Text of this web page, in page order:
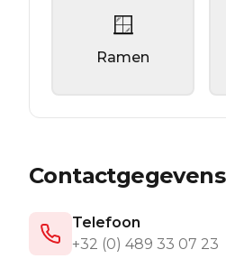
🪟
Ramen
Contactgegevens
Telefoon
+32 (0) 489 33 07 23